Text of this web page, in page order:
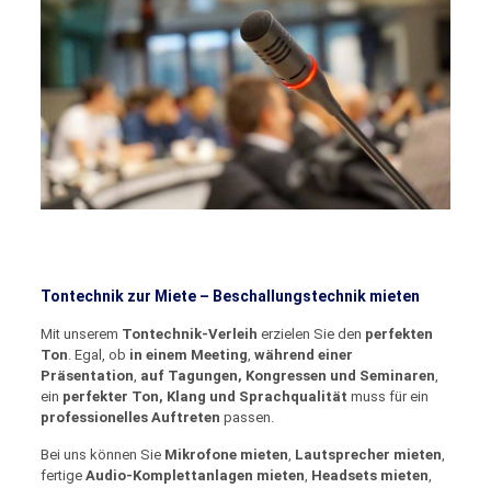
Tontechnik zur Miete – Beschallungstechnik mieten
Mit unserem Tontechnik-Verleih erzielen Sie den perfekten
Ton . Egal, ob in einem Meeting während einer
Präsentation auf Tagungen, Kongressen und Seminaren
ein perfekter Ton, Klang und Sprachqualität muss für ein
professionelles Auftreten passen.
Bei uns können Sie Mikrofone mieten Lautsprecher mieten
fertige Audio-Komplettanlagen mieten Headsets mieten